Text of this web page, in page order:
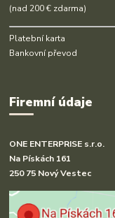
(nad 200 € zdarma)
Platební karta
Bankovní převod
Firemní údaje
ONE ENTERPRISE s.r.o.
Na Pískách 161
250 75 Nový Vestec